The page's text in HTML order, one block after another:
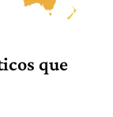
que